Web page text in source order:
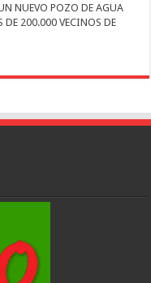
NUEVO POZO DE AGUA
DE 200.000 VECINOS DE